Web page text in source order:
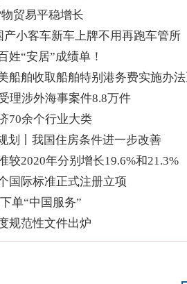
贸易平稳增长
产小客车新车上牌不用再跑车管所
姓“安居”成绩单！
船舶收取船舶特别港务费实施办
理涉外海事案件8.8万件
70余个行业大类
划丨我国住房条件进一步改善
较2020年分别增长19.6%和21.3%
国际标准正式注册立项
单“中国服务”
规范性文件出炉